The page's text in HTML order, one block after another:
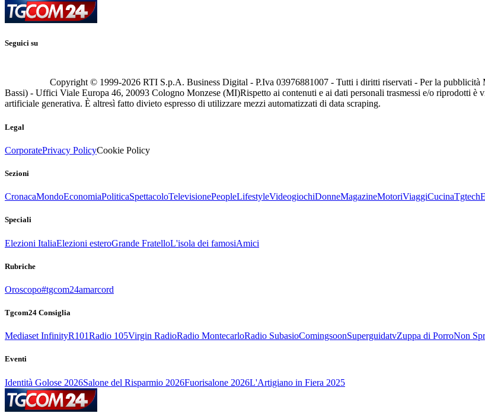
Seguici su
Copyright © 1999-2026 RTI S.p.A. Business Digital - P.Iva 03976881007 - Tutti i diritti riservati - Per la
Bassi) - Uffici Viale Europa 46, 20093 Cologno Monzese (MI)Rispetto ai contenuti e ai dati personali trasmessi e/o riprodotti
artificiale generativa. È altresì fatto divieto espresso di utilizzare mezzi automatizzati di data scraping.
Legal
CorporatePrivacy PolicyCookie Policy
Sezioni
CronacaMondoEconomiaPoliticaSpettacoloTelevisionePeopleLifestyleVideogiochiDonneMagazineMotoriViaggiCucinaTgtech
Speciali
Elezioni ItaliaElezioni esteroGrande FratelloL'isola dei famosiAmici
Rubriche
Oroscopo#tgcom24amarcord
Tgcom24 Consiglia
Mediaset InfinityR101Radio 105Virgin RadioRadio MontecarloRadio SubasioComingsoonSuperguidatvZuppa di PorroNon
Eventi
Identità Golose 2026Salone del Risparmio 2026Fuorisalone 2026L'Artigiano in Fiera 2025